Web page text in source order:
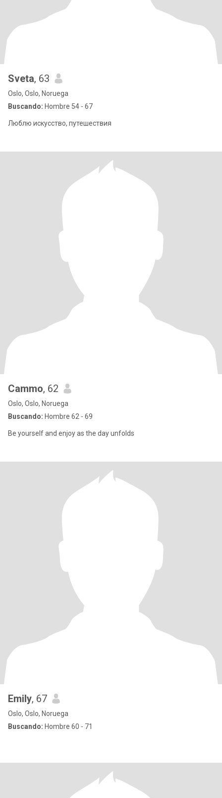
Sveta, 63
Oslo, Oslo, Noruega
Buscando: Hombre 54 - 67
Люблю искусство, путешествия
Cammo, 62
Oslo, Oslo, Noruega
Buscando: Hombre 62 - 69
Be yourself and enjoy as the day unfolds
Emily, 67
Oslo, Oslo, Noruega
Buscando: Hombre 60 - 71